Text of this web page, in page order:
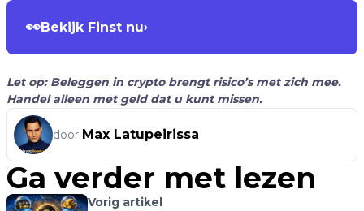
👀Bekijk Finst nu›
Let op: Beleggen in crypto brengt risico’s met zich mee.
Handel alleen met geld dat u kunt missen.
door Max Latupeirissa
Ga verder met lezen
Vorig artikel